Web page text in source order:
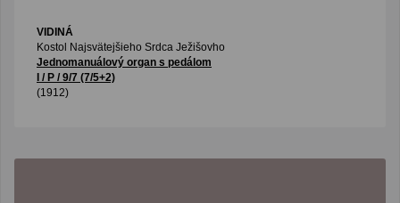
VIDINÁ
Kostol Najsvätejšieho Srdca Ježišovho
Jednomanuálový organ s pedálom
I / P / 9/7 (7/5+2)
(1912)